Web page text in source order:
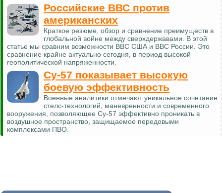
Российские ВВС против
американских
Краткое резюме, обзор и сравнение преимуществ в
глобальной войне между сверхдержавами. В этой
статье мы сравним возможности ВВС США и ВВС России. Это
сравнение крайне актуально сегодня, в период высокой
геополитической напряженности.
Су-57 показывает высокую
боевую эффективность
Военные аналитики отмечают уникальное сочетание
стелс-технологий, маневренности и современного
вооружения, позволяющее Су-57 эффективно проникать в
воздушное пространство, защищаемое передовыми
комплексами ПВО.